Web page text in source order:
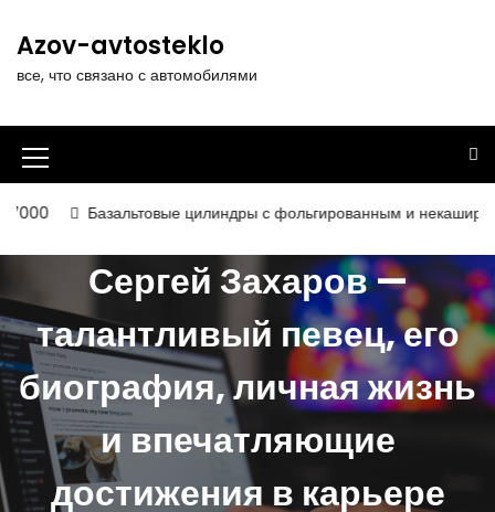
т
к
д
р
ж
и
м
Azov-avtosteklo
все, что связано с автомобилями
И
к
о
к
а
м
е
н
ю
цилиндры с фольгированным и некашированным
Сергей Захаров —
талантливый певец, его
биография, личная жизнь
и впечатляющие
достижения в карьере
l